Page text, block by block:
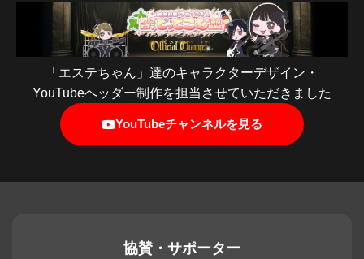
「エステちゃん」達のキャラクターデザイン・
YouTubeヘッダー制作を担当させていただきました
YouTubeチャンネルを見る
協賛・サポーター